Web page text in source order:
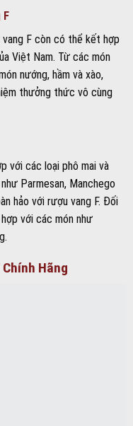
Parmesan, Manchego
hảo với rượu vang F. Đối
với các món như
Hãng